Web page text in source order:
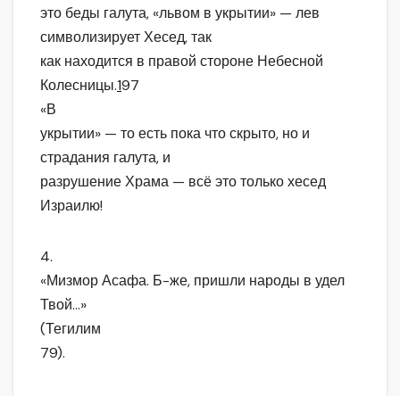
это беды галута, «львом в укрытии» — лев
символизирует Хесед, так
как находится в правой стороне Небесной
Колесницы.197
«В
укрытии» — то есть пока что скрыто, но и
страдания галута, и
разрушение Храма — всё это только хесед
Израилю!
4.
«Мизмор Асафа. Б-же, пришли народы в удел
Твой…»
(Тегилим
79).